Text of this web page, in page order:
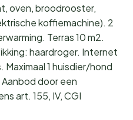
oven, broodrooster,
koffiemachine). 2
Terras 10 m2.
haardroger. Internet
1 huisdier/hond
door een
art. 155, IV, CGI